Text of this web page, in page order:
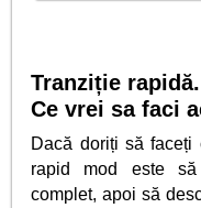
Tranziție rapidă.
Ce vrei sa faci
Dacă doriți să faceți
rapid mod este să
complet, apoi să